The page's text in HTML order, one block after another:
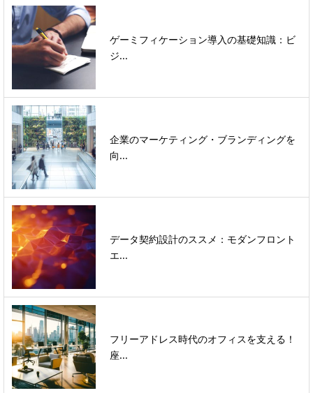
ゲーミフィケーション導入の基礎知識：ビ
ジ...
企業のマーケティング・ブランディングを
向...
データ契約設計のススメ：モダンフロント
エ...
フリーアドレス時代のオフィスを支える！
座...